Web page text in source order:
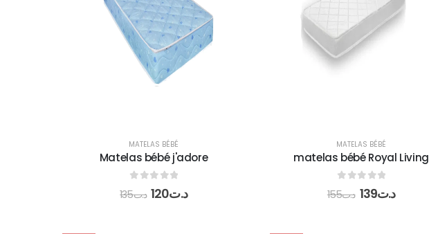
MATELAS BÉBÉ
Matelas bébé j'adore
out of 5
د.ت135 د.ت120
MATELAS BÉBÉ
matelas bébé Royal Living
out of 5
د.ت155 د.ت139